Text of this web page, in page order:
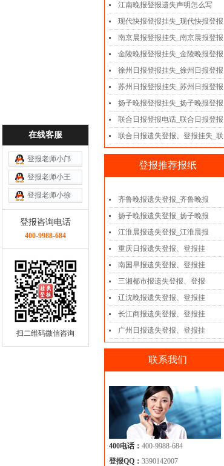
江南晚报登报遗失声明怎么写
现代快报登报挂失_现代快报登报
南京晨报登报挂失_南京晨报登报
金陵晚报登报挂失_金陵晚报登报
徐州日报登报挂失_徐州日报登报
苏州日报登报挂失_苏州日报登报
扬子晚报登报挂失_扬子晚报登报
联合日报登报电话_联合日报登报
联合日报遗失登报、登报挂失_联
登报推荐报纸
齐鲁晚报遗失登报_齐鲁晚报
扬子晚报遗失登报_扬子晚报
江淮晨报遗失登报_江淮晨报
重庆日报遗失登报、登报挂
南国早报遗失登报、登报挂
三湘都市报遗失登报、登报
辽沈晚报遗失登报、登报挂
长江商报遗失登报、登报挂
广州日报遗失登报、登报挂
联系我们
400电话： 400-9988-684
登报QQ： 3390142007
在线客服
登报老师小邝
登报老师小王
登报老师小徐
登报咨询电话
400-9988-684
扫二维码微信咨询